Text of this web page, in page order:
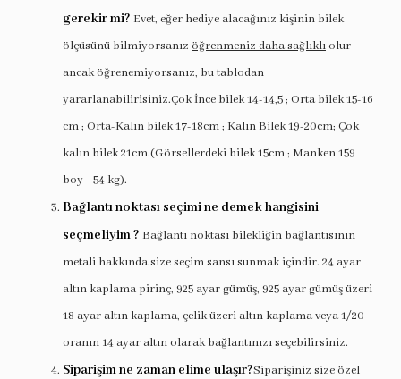
gerekir mi? Evet, eğer hediye alacağınız kişinin bilek
ölçüsünü bilmiyorsanız öğrenmeniz daha sağlıklı olur
ancak öğrenemiyorsanız, bu tablodan
yararlanabilirisiniz.Çok İnce bilek 14-14,5 ; Orta bilek 15-16
cm ; Orta-Kalın bilek 17-18cm ; Kalın Bilek 19-20cm; Çok
kalın bilek 21cm.(Görsellerdeki bilek 15cm ; Manken 159
boy - 54 kg).
Bağlantı noktası seçimi ne demek hangisini
seçmeliyim ? Bağlantı noktası bilekliğin bağlantısının
metali hakkında size seçim sansı sunmak içindir. 24 ayar
altın kaplama pirinç, 925 ayar gümüş, 925 ayar gümüş üzeri
18 ayar altın kaplama, çelik üzeri altın kaplama veya 1/20
oranın 14 ayar altın olarak bağlantınızı seçebilirsiniz.
Siparişim ne zaman elime ulaşır?Siparişiniz size özel